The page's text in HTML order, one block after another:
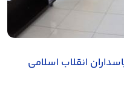
انقلاب اسلامی